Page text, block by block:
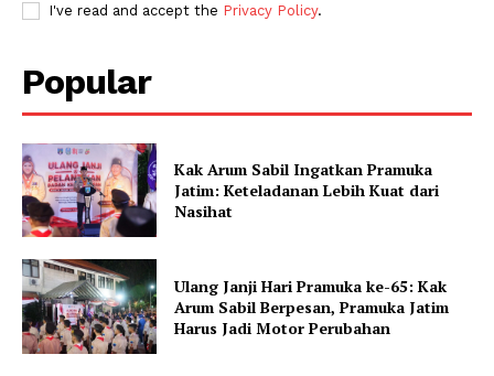
I've read and accept the Privacy Policy.
Popular
Kak Arum Sabil Ingatkan Pramuka
Jatim: Keteladanan Lebih Kuat dari
Nasihat
Ulang Janji Hari Pramuka ke-65: Kak
Arum Sabil Berpesan, Pramuka Jatim
Harus Jadi Motor Perubahan